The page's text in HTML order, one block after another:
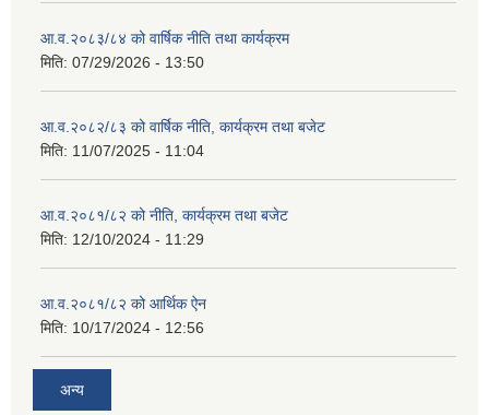
आ.व.२०८३/८४ को वार्षिक नीति तथा कार्यक्रम
मिति: 07/29/2026 - 13:50
आ.व.२०८२/८३ को वार्षिक नीति, कार्यक्रम तथा बजेट
मिति: 11/07/2025 - 11:04
आ.व.२०८१/८२ को नीति, कार्यक्रम तथा बजेट
मिति: 12/10/2024 - 11:29
आ.व.२०८१/८२ को आर्थिक ऐन
मिति: 10/17/2024 - 12:56
अन्य